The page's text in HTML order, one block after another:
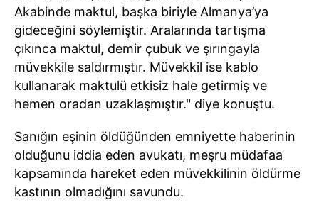
Akabinde maktul, başka biriyle Almanya’ya
gideceğini söylemiştir. Aralarında tartışma
çıkınca maktul, demir çubuk ve şırıngayla
müvekkile saldırmıştır. Müvekkil ise kablo
kullanarak maktulü etkisiz hale getirmiş ve
hemen oradan uzaklaşmıştır." diye konuştu.
Sanığın eşinin öldüğünden emniyette haberinin
olduğunu iddia eden avukatı, meşru müdafaa
kapsamında hareket eden müvekkilinin öldürme
kastının olmadığını savundu.